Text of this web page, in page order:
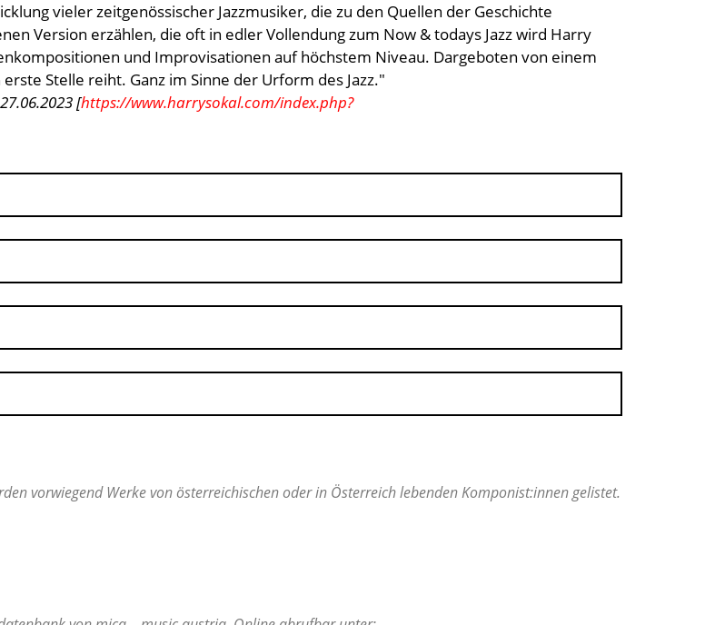
vieler zeitgenössischer Jazzmusiker, die zu den Quellen der Geschichte
Version erzählen, die oft in edler Vollendung zum Now & todays Jazz wird Harry
und Improvisationen auf höchstem Niveau. Dargeboten von einem
Stelle reiht. Ganz im Sinne der Urform des Jazz."
[https://www.harrysokal.com/index.php?
vorwiegend Werke von österreichischen oder in Österreich lebenden Komponist:innen gelistet.